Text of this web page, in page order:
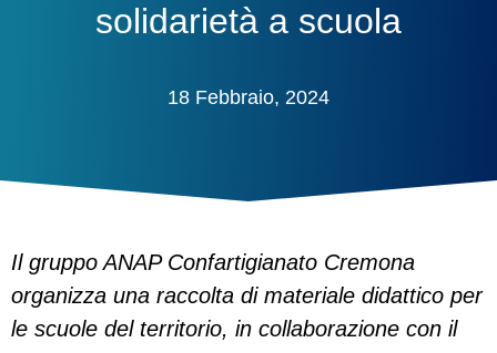
solidarietà a scuola
18 Febbraio, 2024
Il gruppo ANAP Confartigianato Cremona
organizza una raccolta di materiale didattico per
le scuole del territorio, in collaborazione con il